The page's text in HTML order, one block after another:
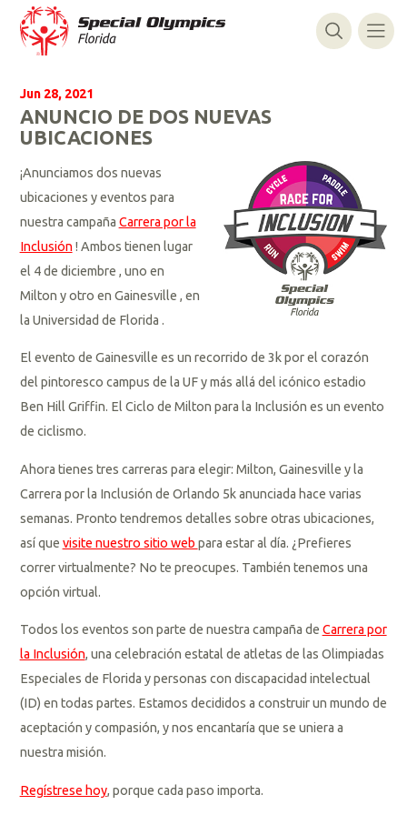
Jun 28, 2021
ANUNCIO DE DOS NUEVAS
UBICACIONES
¡Anunciamos dos nuevas
ubicaciones y eventos para
nuestra campaña Carrera por la
Inclusión! Ambos tienen lugar
el 4 de diciembre , uno en
Milton y otro en Gainesville , en
la Universidad de Florida .
El evento de Gainesville es un recorrido de 3k por el corazón
del pintoresco campus de la UF y más allá del icónico estadio
Ben Hill Griffin. El Ciclo de Milton para la Inclusión es un evento
de ciclismo.
Ahora tienes tres carreras para elegir: Milton, Gainesville y la
Carrera por la Inclusión de Orlando 5k anunciada hace varias
semanas. Pronto tendremos detalles sobre otras ubicaciones,
así que visite nuestro sitio web para estar al día. ¿Prefieres
correr virtualmente? No te preocupes. También tenemos una
opción virtual.
Todos los eventos son parte de nuestra campaña de Carrera por
la Inclusión, una celebración estatal de atletas de las Olimpiadas
Especiales de Florida y personas con discapacidad intelectual
(ID) en todas partes. Estamos decididos a construir un mundo de
aceptación y compasión, y nos encantaría que se uniera a
nuestra misión.
Regístrese hoy, porque cada paso importa.